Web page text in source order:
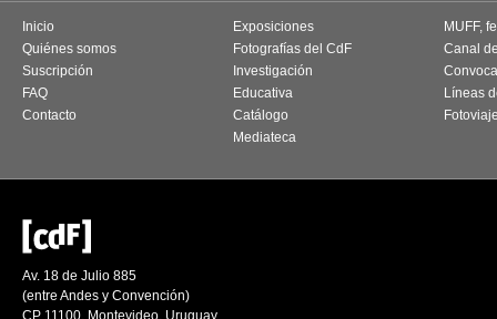
Inicio
Quiénes somos
Suscripción
FAQ
Contacto
Exposiciones
Fotografías del CdF
Investigación
Educativa
Catálogo
Mediateca
MUFF,
Canal
Líneas
Av. 18 de Julio 885
(entre Andes y Convención)
CP 11100. Montevideo. Uruguay